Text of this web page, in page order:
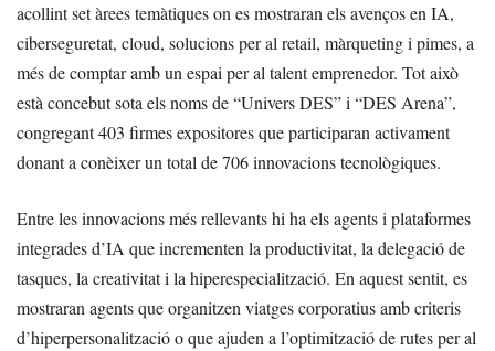
acollint set àrees temàtiques on es mostraran els avenços en IA,
ciberseguretat, cloud, solucions per al retail, màrqueting i pimes, a
més de comptar amb un espai per al talent emprenedor. Tot això
està concebut sota els noms de “Univers DES” i “DES Arena”,
congregant 403 firmes expositores que participaran activament
donant a conèixer un total de 706 innovacions tecnològiques.
Entre les innovacions més rellevants hi ha els agents i plataformes
integrades d’IA que incrementen la productivitat, la delegació de
tasques, la creativitat i la hiperespecialització. En aquest sentit, es
mostraran agents que organitzen viatges corporatius amb criteris
d’hiperpersonalització o que ajuden a l’optimització de rutes per al